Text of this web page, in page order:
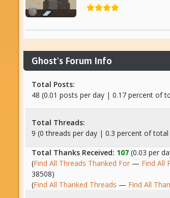
Ghost's Forum Info
Total Posts:
48 (0.01 posts per day | 0.17 percent of
Total Threads:
9 (0 threads per day | 0.3 percent of total
Total Thanks Received: 107(0.03 per
(Find All Threads Thanked For— Find All
38508)
(Find All Thanked Threads — Find All